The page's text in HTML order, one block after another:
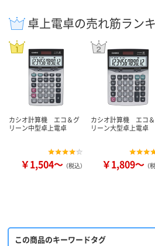
卓上電卓の売れ筋ラン
カシオ計算機 エコ＆グ
リーン中型卓上電卓
￥1,504～ （税込）
カシオ計算機 エコ
リーン大型卓上電卓
￥1,809～ （
この商品のキーワードタグ